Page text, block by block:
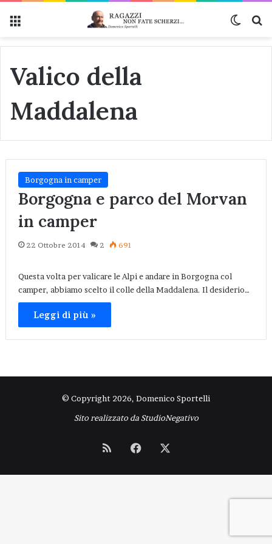
Valico della
Maddalena
Borgogna in camper
Borgogna e parco del Morvan
in camper
22 Ottobre 2014 2 691
Questa volta per valicare le Alpi e andare in Borgogna col
camper, abbiamo scelto il colle della Maddalena. Il desiderio…
Leggi di più »
© Copyright 2026, Domenico Sportelli
Sito realizzato da StudioNegativo
RSS Facebook